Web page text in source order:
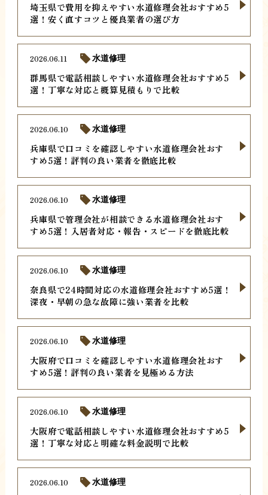
埼玉県で費用を抑えやすい水道修理会社おすすめ5
選！安く直すコツと優良業者の選び方
群馬県で電話相談しやすい水道修理会社おすすめ5
選！丁寧な対応と概算見積もりで比較
2026.06.11 水道修理
兵庫県で口コミを確認しやすい水道修理会社おす
すめ5選！評判の良い業者を徹底比較
2026.06.10 水道修理
兵庫県で管理会社が相談できる水道修理会社おす
すめ5選！入居者対応・報告・スピードを徹底比較
2026.06.10 水道修理
奈良県で24時間対応の水道修理会社おすすめ5選！
深夜・早朝の急な故障に強い業者を比較
2026.06.10 水道修理
大阪府で口コミを確認しやすい水道修理会社おす
すめ5選！評判の良い業者を見極める方法
2026.06.10 水道修理
大阪府で電話相談しやすい水道修理会社おすすめ5
選！丁寧な対応と明確な料金説明で比較
2026.06.10 水道修理
2026.06.10 水道修理